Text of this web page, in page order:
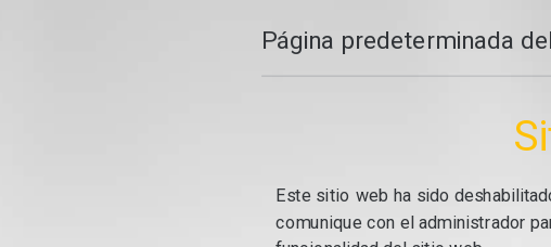
Página predeterminada
Este sitio web ha sido
comunique con el administrador